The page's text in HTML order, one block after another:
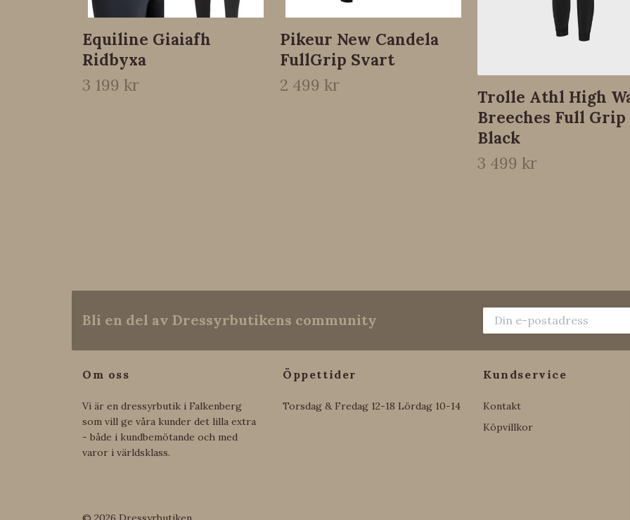
Equiline Giaiafh
Ridbyxa
3 199 kr
Pikeur New Candela
FullGrip Svart
2 499 kr
Trolle Athl High
Breeches Full Grip
Black
3 499 kr
Bli en del av Dressyrbutikens community
Om oss
Vi är en dressyrbutik i Falkenberg
som vill ge våra kunder det lilla extra
- både i kundbemötande och med
varor i världsklass.
Öppettider
Torsdag & Fredag 12-18 Lördag 10-14
Kundservice
Kontakt
Köpvillkor